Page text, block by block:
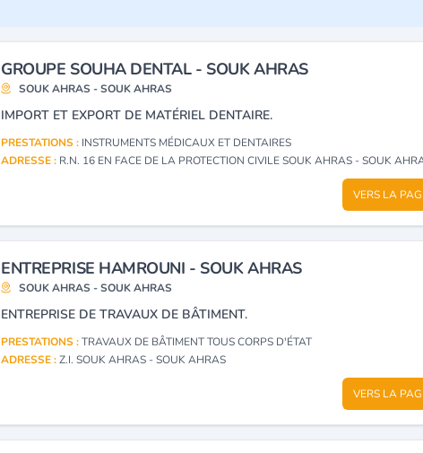
GROUPE SOUHA DENTAL - SOUK AHRAS
SOUK AHRAS - SOUK AHRAS
IMPORT ET EXPORT DE MATÉRIEL DENTAIRE.
PRESTATIONS : INSTRUMENTS MÉDICAUX ET DENTAIRES
ADRESSE : R.N. 16 EN FACE DE LA PROTECTION CIVILE SOUK AHRAS - SOUK
VERS LA
ENTREPRISE HAMROUNI - SOUK AHRAS
SOUK AHRAS - SOUK AHRAS
ENTREPRISE DE TRAVAUX DE BÂTIMENT.
PRESTATIONS :TRAVAUX DE BÂTIMENT TOUS CORPS D'ÉTAT
ADRESSE :Z.I. SOUK AHRAS - SOUK AHRAS
VERS LA